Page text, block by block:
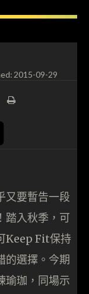
2015-09-29
又要暫告一段
踏入秋季，可
Keep Fit保持
的選擇。今期
瑜珈，同場示